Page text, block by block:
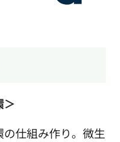
＞
仕組み作り。微生